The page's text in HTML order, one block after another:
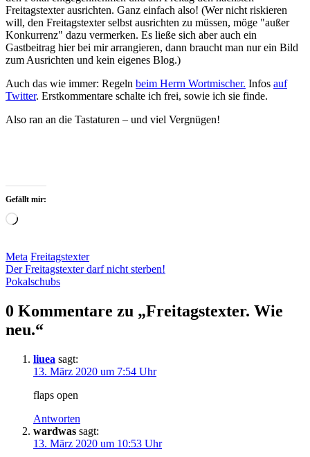
Freitagstexter ausrichten. Ganz einfach also! (Wer nicht riskieren
will, den Freitagstexter selbst ausrichten zu müssen, möge "außer
Konkurrenz" dazu vermerken. Es ließe sich aber auch ein
Gastbeitrag hier bei mir arrangieren, dann braucht man nur ein Bild
zum Ausrichten und kein eigenes Blog.)
Auch das wie immer: Regeln beim Herrn Wortmischer. Infos auf
Twitter. Erstkommentare schalte ich frei, sowie ich sie finde.
Also ran an die Tastaturen – und viel Vergnügen!
Gefällt mir:
Wird
Meta Freitagstexter
Beitragsnavigation
Der Freitagstexter darf nicht sterben!
Pokalschubs
0 Kommentare zu „Freitagstexter. Wie
neu.“
liuea sagt:
13. März 2020 um 7:54 Uhr
flaps open
Antworten
wardwas sagt:
13. März 2020 um 10:53 Uhr